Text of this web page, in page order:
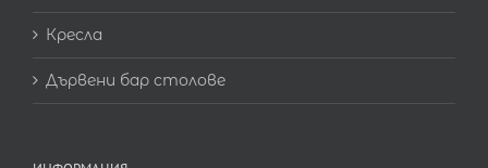
Кресла
Дървени бар столове